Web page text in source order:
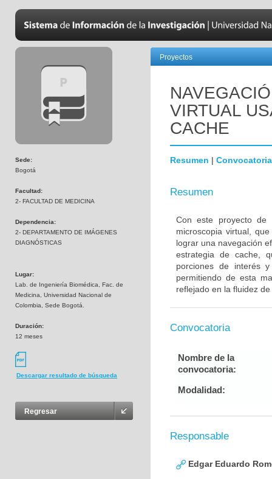
Sede:
Bogotá
Facultad:
2- FACULTAD DE MEDICINA
Dependencia:
2- DEPARTAMENTO DE IMÁGENES
DIAGNÓSTICAS
Lugar:
Lab. de Ingeniería Biomédica, Fac. de
Medicina, Universidad Nacional de
Colombia, Sede Bogotá.
Duración:
12 meses
Descargar resultado de búsqueda
Regresar
Proyectos
VIRTUAL
CACHE
Resumen | Convocatoria
Resumen
Con este proyecto de
microscopia virtual,
lograr una navegación
estrategia de cache,
porciones de interés
permitiendo de esta
reflejado en la fluidez
Convocatoria
Nombre de la
convocatoria:
Modalidad:
Responsable
Edgar Eduardo